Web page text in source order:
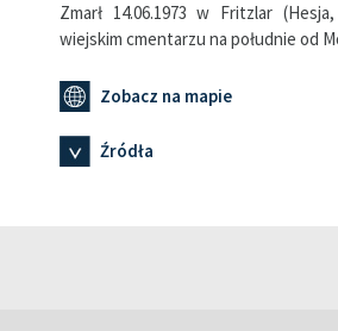
Zmarł 14.06.1973 w Fritzlar
wiejskim cmentarzu na południe od
Zobacz na mapie
Źródła